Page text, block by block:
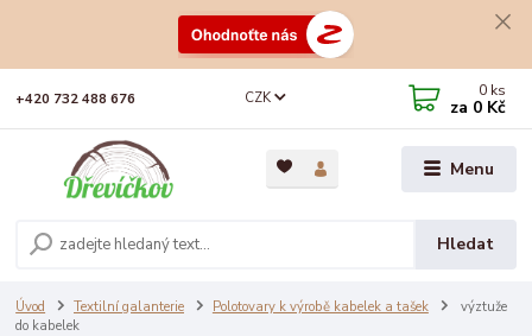
Menu
CZK
Hledat
+420 732 488 676 0 ks
za 0 Kč
Úvod Textilní galanterie Polotovary k výrobě kabelek a tašek
výztuže
do kabelek